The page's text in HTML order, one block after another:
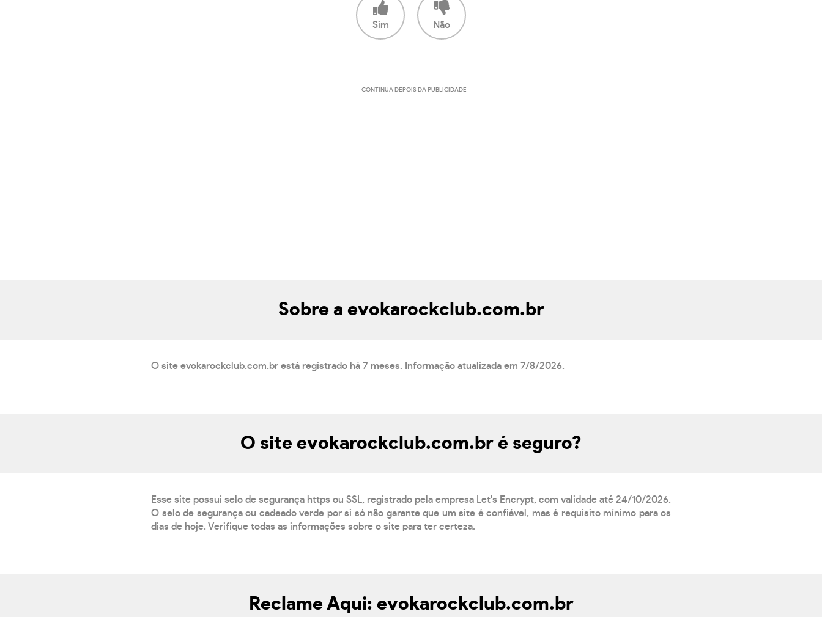
Sim Não
CONTINUA DEPOIS DA PUBLICIDADE
Sobre a evokarockclub.com.br
O site evokarockclub.com.br está registrado há 7 meses. Informação atualizada em 7/8/2026.
O site evokarockclub.com.br é seguro?
Esse site possui selo de segurança https ou SSL, registrado pela empresa Let's Encrypt, com validade até 24/10/2026.
O selo de segurança ou cadeado verde por si só não garante que um site é confiável, mas é requisito mínimo para os
dias de hoje. Verifique todas as informações sobre o site para ter certeza.
Reclame Aqui: evokarockclub.com.br